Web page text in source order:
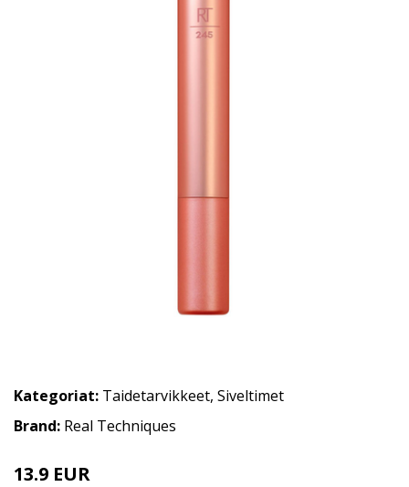
Kategoriat: Taidetarvikkeet, Siveltimet
Brand: Real Techniques
13.9 EUR